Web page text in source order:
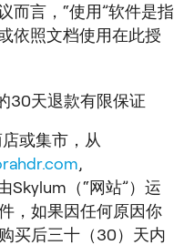
而言，“使用”软件是指
依照文档使用在此授
30天退款有限保证
或集市，从
,
Skylum（“网站”）运
，如果因任何原因你
买后三十（30）天内